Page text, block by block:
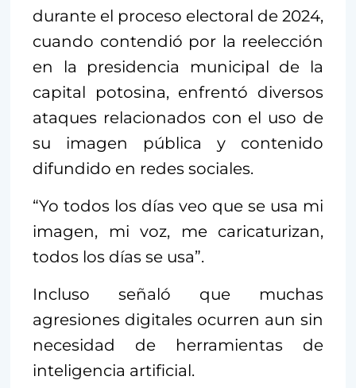
durante el proceso electoral de 2024,
cuando contendió por la reelección
en la presidencia municipal de la
capital potosina, enfrentó diversos
ataques relacionados con el uso de
su imagen pública y contenido
difundido en redes sociales.
“Yo todos los días veo que se usa mi
imagen, mi voz, me caricaturizan,
todos los días se usa”.
Incluso señaló que muchas
agresiones digitales ocurren aun sin
necesidad de herramientas de
inteligencia artificial.